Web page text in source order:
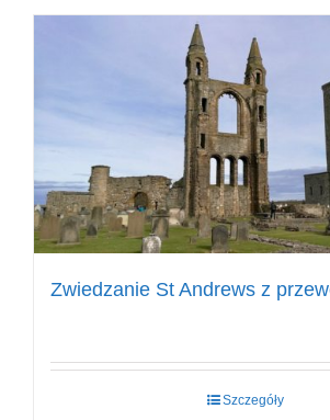
Zwiedzanie St Andrews z
Szczegóły